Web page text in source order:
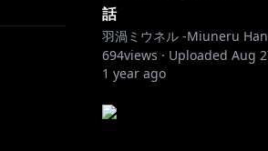
話
羽渦ミウネル -Miuneru
694views · Uploaded Aug
1 year ago